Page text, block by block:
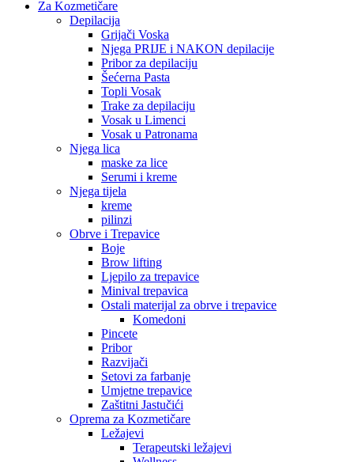
Za Kozmetičare
Depilacija
Grijači Voska
Njega PRIJE i NAKON depilacije
Pribor za depilaciju
Šećerna Pasta
Topli Vosak
Trake za depilaciju
Vosak u Limenci
Vosak u Patronama
Njega lica
maske za lice
Serumi i kreme
Njega tijela
kreme
pilinzi
Obrve i Trepavice
Boje
Brow lifting
Ljepilo za trepavice
Minival trepavica
Ostali materijal za obrve i trepavice
Komedoni
Pincete
Pribor
Razvijači
Setovi za farbanje
Umjetne trepavice
Zaštitni Jastučići
Oprema za Kozmetičare
Ležajevi
Terapeutski ležajevi